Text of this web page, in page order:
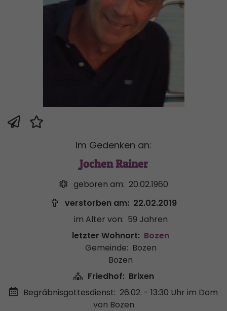
Im Gedenken an:
Jochen Rainer
geboren am: 20.02.1960
verstorben am: 22.02.2019
im Alter von: 59 Jahren
letzter Wohnort: Bozen
Gemeinde: Bozen
Bozen
Friedhof: Brixen
Begräbnisgottesdienst: 26.02. - 13:30 Uhr im Dom
von Bozen